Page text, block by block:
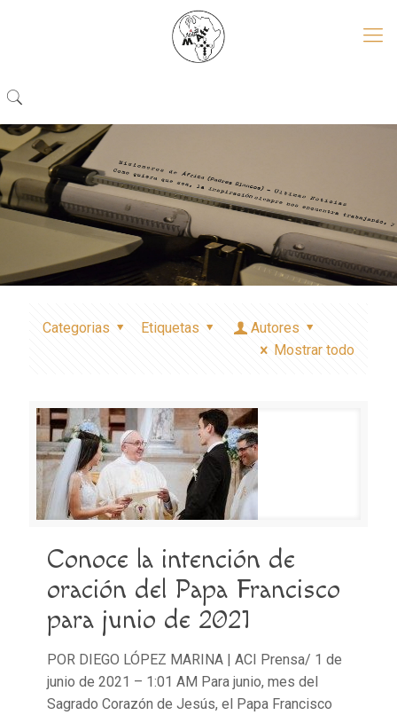
Categorias Etiquetas
Autores
Mostrar todo
Conoce la intención de
oración del Papa Francisco
para junio de 2021
POR DIEGO LÓPEZ MARINA | ACI Prensa/ 1 de
junio de 2021 – 1:01 AM Para junio, mes del
Sagrado Corazón de Jesús, el Papa Francisco